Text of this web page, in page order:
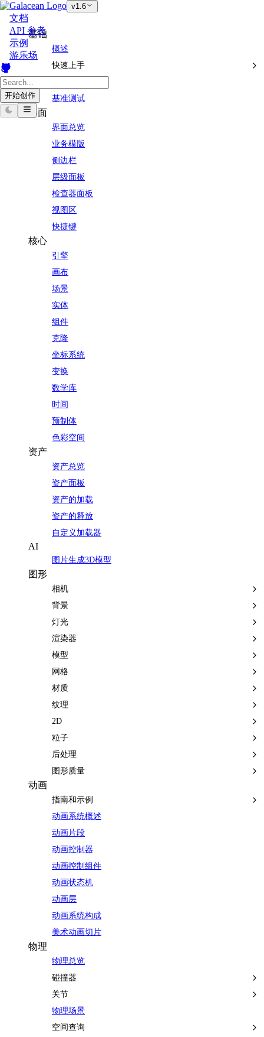
v1.6
文档
API 参考
示例
游乐场
开始创作
基础
概述
快速上手
基准测试
界面
界面总览
业务模版
侧边栏
层级面板
检查器面板
视图区
快捷键
核心
引擎
画布
场景
实体
组件
克隆
坐标系统
变换
数学库
时间
预制体
色彩空间
资产
资产总览
资产面板
资产的加载
资产的释放
自定义加载器
AI
图片生成3D模型
图形
相机
背景
灯光
渲染器
模型
网格
材质
纹理
2D
粒子
后处理
图形质量
动画
指南和示例
动画系统概述
动画片段
动画控制器
动画控制组件
动画状态机
动画层
动画系统构成
美术动画切片
物理
物理总览
碰撞器
关节
物理场景
空间查询